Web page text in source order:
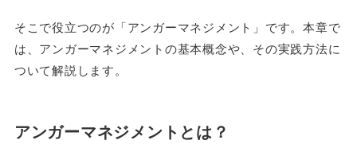
そこで役立つのが「アンガーマネジメント」です。本章で
は、アンガーマネジメントの基本概念や、その実践方法に
ついて解説します。
アンガーマネジメントとは？